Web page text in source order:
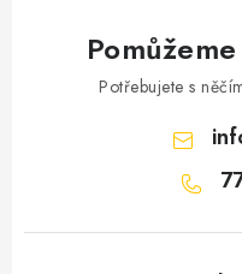
Potřebujete s